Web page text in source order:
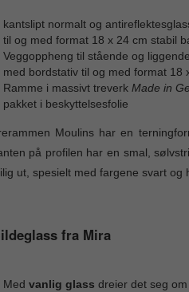
kantslipt normalt og
til og med format 18 x 24 cm stabil
Veggoppheng til stående og
med bordstativ til og med format 18
Ramme i massivt treverk Made in
pakket i beskyttelsesfolie
Moulins har en
på profilen har en smal,
ut, spesielt med fargene svart og
fra Mira
Med vanlig glass dreier det seg